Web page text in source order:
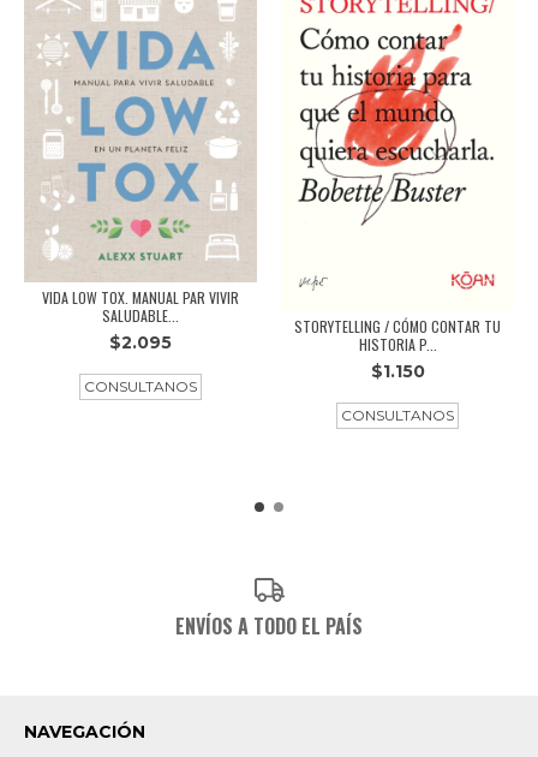
VIDA LOW TOX. MANUAL PAR VIVIR
SALUDABLE...
$2.095
STORYTELLING / CÓMO CONTAR TU
HISTORIA P...
$1.150
ENVÍOS A TODO EL PAÍS
NAVEGACIÓN